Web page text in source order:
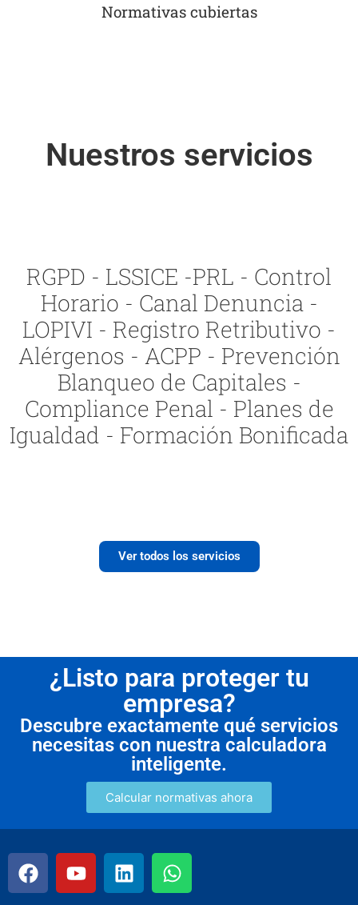
Normativas cubiertas
Nuestros servicios
RGPD - LSSICE -PRL - Control
Horario - Canal Denuncia -
LOPIVI - Registro Retributivo -
Alérgenos - ACPP - Prevención
Blanqueo de Capitales -
Compliance Penal - Planes de
Igualdad - Formación Bonificada
Ver todos los servicios
¿Listo para proteger tu
empresa?
Descubre exactamente qué servicios
necesitas con nuestra calculadora
inteligente.
Calcular normativas ahora